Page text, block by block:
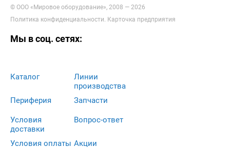
© ООО «Мировое оборудование», 2008 — 2026
Политика конфиденциальности Карточка предприятия
Мы в соц. сетях:
Каталог
Периферия
Линии
производства
Запчасти
Условия
доставки
Условия оплаты
Вопрос-ответ
Акции